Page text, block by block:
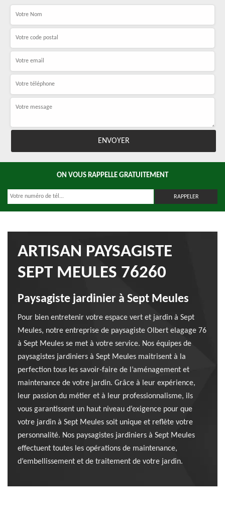
ON VOUS RAPPELLE GRATUITEMENT
ARTISAN PAYSAGISTE
SEPT MEULES 76260
Paysagiste jardinier à Sept Meules
Pour bien entretenir votre espace vert et jardin à Sept
Meules, notre entreprise de paysagiste Olbert elagage 76
à Sept Meules se met à votre service. Nos équipes de
paysagistes jardiniers à Sept Meules maitrisent à la
perfection tous les savoir-faire de l’aménagement et
maintenance de votre jardin. Grâce à leur expérience,
leur passion du métier et à leur professionnalisme, ils
vous garantissent un haut niveau d’exigence pour que
votre jardin à Sept Meules soit unique et reflète votre
personnalité. Nos paysagistes jardiniers à Sept Meules
effectuent toutes les opérations de maintenance,
d’embellissement et de traitement de votre jardin.